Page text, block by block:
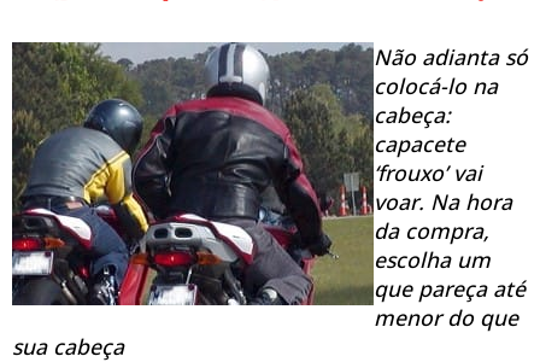
Não adianta só
colocá-lo na
cabeça:
capacete
‘frouxo’ vai
voar. Na hora
da compra,
escolha um
que pareça até
menor do que
sua cabeça